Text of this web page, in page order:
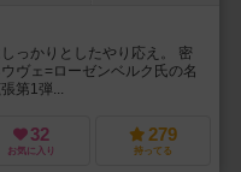
っかりとしたやり応え。 密
ヴェ=ローゼンベルク氏の名
第1弾...
32
お気に入り
279
持ってる